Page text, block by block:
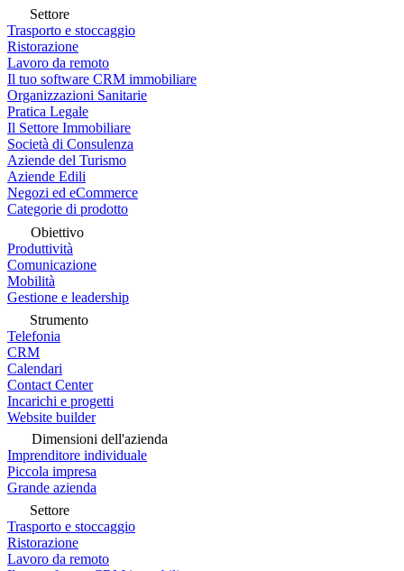
Settore
Trasporto e stoccaggio
Ristorazione
Lavoro da remoto
Il tuo software CRM immobiliare
Organizzazioni Sanitarie
Pratica Legale
Il Settore Immobiliare
Società di Consulenza
Aziende del Turismo
Aziende Edili
Negozi ed eCommerce
Categorie di prodotto
Obiettivo
Produttività
Comunicazione
Mobilità
Gestione e leadership
Strumento
Telefonia
CRM
Calendari
Contact Center
Incarichi e progetti
Website builder
Dimensioni dell'azienda
Imprenditore individuale
Piccola impresa
Grande azienda
Settore
Trasporto e stoccaggio
Ristorazione
Lavoro da remoto